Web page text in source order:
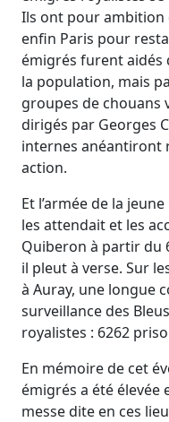
Ils ont pour ambition
enfin Paris pour
émigrés furent
la population, mais
groupes de chouans
dirigés par Georges
internes anéantiront
action.
Et l’armée de la
les attendait et les
Quiberon à partir du
il pleut à verse. Sur
à Auray, une longue
surveillance des
royalistes : 6262
En mémoire de cet
émigrés a été élevée
messe dite en ces